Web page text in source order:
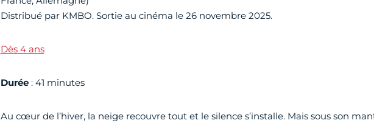
Distribué par KMBO. Sortie au cinéma le 26 novembre 2025.
Dès 4 ans
Durée: 41 minutes
Au cœur de l’hiver, la neige recouvre tout et le silence s’installe. Mais sous son